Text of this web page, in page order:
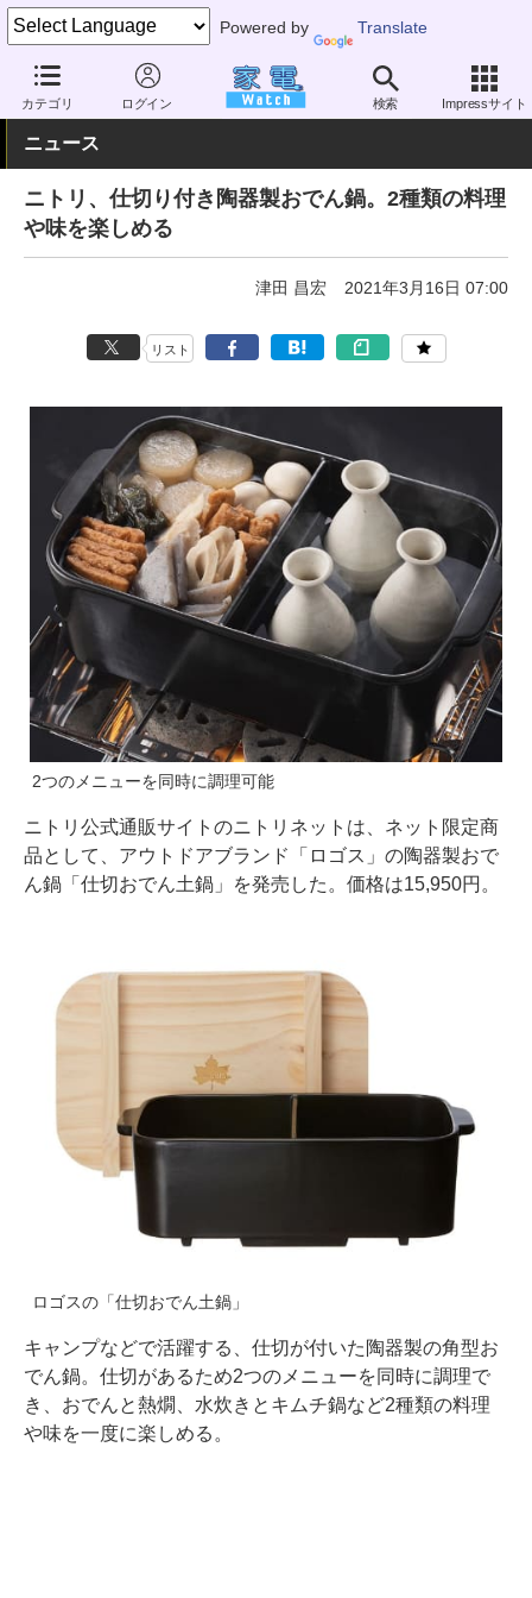
Powered by Translate
カテゴリ ログイン 検索 Impressサイト
家電 Watch その他・家電 雑貨 キッチン雑貨
ニュース
ニトリ、仕切り付き陶器製おでん鍋。2種類の料理
や味を楽しめる
津田 昌宏 2021年3月16日 07:00
リスト
2つのメニューを同時に調理可能
ニトリ公式通販サイトのニトリネットは、ネット限定商
品として、アウトドアブランド「ロゴス」の陶器製おで
ん鍋「仕切おでん土鍋」を発売した。価格は15,950円。
ロゴスの「仕切おでん土鍋」
キャンプなどで活躍する、仕切が付いた陶器製の角型お
でん鍋。仕切があるため2つのメニューを同時に調理で
き、おでんと熱燗、水炊きとキムチ鍋など2種類の料理
や味を一度に楽しめる。